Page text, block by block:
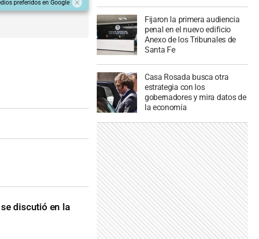
preferidos en Google
discutió en la
Fijaron la primera audiencia
penal en el nuevo edificio
Anexo de los Tribunales de
Santa Fe
Casa Rosada busca otra
estrategia con los
gobernadores y mira datos de
la economía